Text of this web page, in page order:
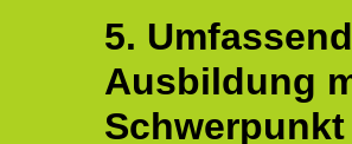
5.
Ausbildung
Schwerpunkt